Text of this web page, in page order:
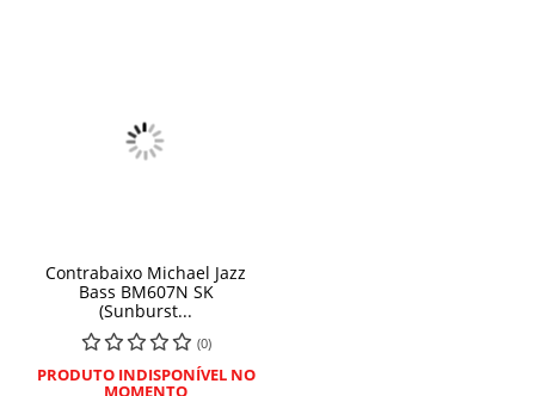
Contrabaixo Michael Jazz
Bass BM607N SK
(Sunburst...
(0)
PRODUTO INDISPONÍVEL NO